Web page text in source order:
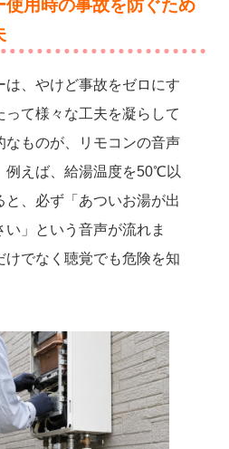
使用時の事故を防ぐため
は、やけど事故をゼロにす
って様々な工夫を凝らして
なものが、リモコンの音声
例えば、給湯温度を50℃以
と、必ず「あついお湯が出
い」という音声が流れま
けでなく聴覚でも危険を知